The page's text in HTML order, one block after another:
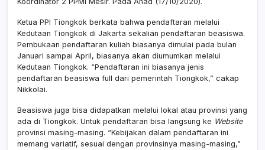
Ketua PPI Tiongkok berkata bahwa pendaftaran melalui
Kedutaan Tiongkok di Jakarta sekalian pendaftaran beasiswa.
Pembukaan pendaftaran kuliah biasanya dimulai pada bulan
Januari sampai April, biasanya akan diumumkan melalui
Kedutaan Tiongkok. “Pendaftaran ini biasanya jenis
pendaftaran beasiswa full dari pemerintah Tiongkok,” cakap
Nikkolai.
Beasiswa juga bisa didapatkan melalui lokal atau provinsi yang
ada di Tiongkok. Untuk pendaftaran bisa langsung ke Website
provinsi masing-masing. “Kebijakan dalam pendaftaran ini
memang variatif, sesuai dengan provinsinya masing-masing,”